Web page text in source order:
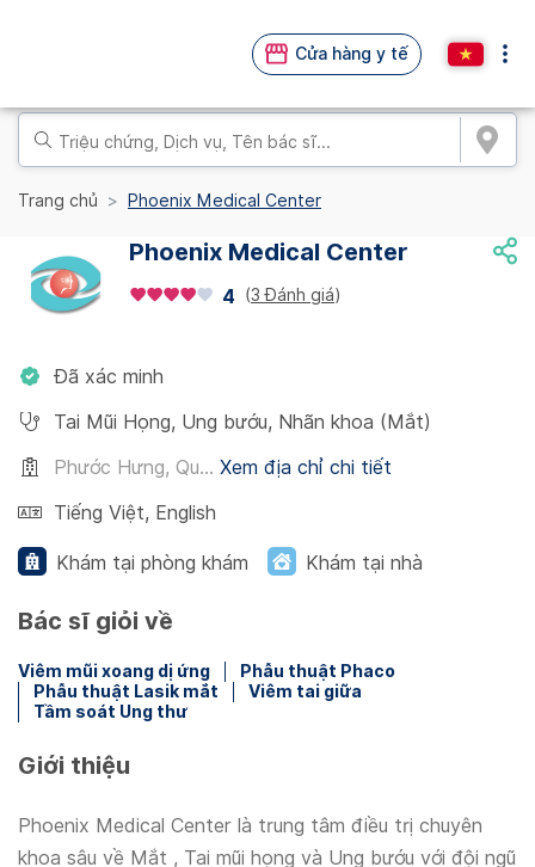
Cửa hàng y tế
Trang chủ Phoenix Medical Center
Phoenix Medical Center
4 (3 Đánh giá)
Đã xác minh
Tai Mũi Họng, Ung bướu, Nhãn khoa (Mắt)
Phước Hưng, Qu... Xem địa chỉ chi tiết
Tiếng Việt, English
Khám tại phòng khám Khám tại nhà
Bác sĩ giỏi về
Viêm mũi xoang dị ứng
Phẫu thuật Phaco
Phẫu thuật Lasik mắt
Viêm tai giữa
Tầm soát Ung thư
Giới thiệu
Phoenix Medical Center là trung tâm điều trị chuyên
khoa sâu về Mắt , Tai mũi họng và Ung bướu với đội ngũ